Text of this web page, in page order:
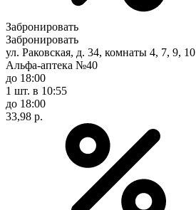
Забронировать
Забронировать
ул. Раковская, д. 34, комнаты 4, 7, 9, 10
Альфа-аптека №40
до 18:00
1 шт. в 10:55
до 18:00
33,98 р.